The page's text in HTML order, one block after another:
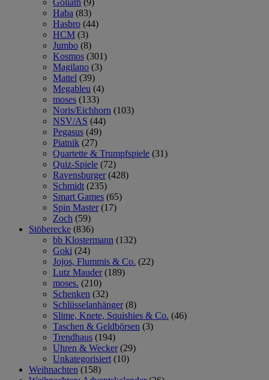
Goliath (9)
Haba (83)
Hasbro (44)
HCM (3)
Jumbo (8)
Kosmos (301)
Magilano (3)
Mattel (39)
Megableu (4)
moses (133)
Noris/Eichhorn (103)
NSV/AS (44)
Pegasus (49)
Piatnik (27)
Quartette & Trumpfspiele (31)
Quiz-Spiele (72)
Ravensburger (428)
Schmidt (235)
Smart Games (65)
Spin Master (17)
Zoch (59)
Stöberecke (836)
bb Klostermann (132)
Goki (24)
Jojos, Flummis & Co. (22)
Lutz Mauder (189)
moses. (210)
Schenken (32)
Schlüsselanhänger (8)
Slime, Knete, Squishies & Co. (46)
Taschen & Geldbörsen (3)
Trendhaus (194)
Uhren & Wecker (29)
Unkategorisiert (10)
Weihnachten (158)